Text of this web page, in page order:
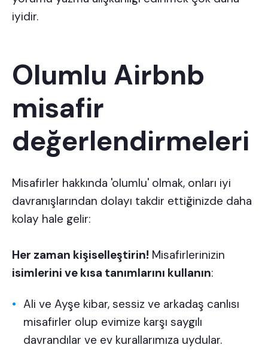
iyidir.
Olumlu Airbnb
misafir
değerlendirmeleri
Misafirler hakkında 'olumlu' olmak, onları iyi
davranışlarından dolayı takdir ettiğinizde daha
kolay hale gelir:
Her zaman kişiselleştirin! Misafirlerinizin
isimlerini ve kısa tanımlarını kullanın:
Ali ve Ayşe kibar, sessiz ve arkadaş canlısı
misafirler olup evimize karşı saygılı
davrandılar ve ev kurallarımıza uydular.